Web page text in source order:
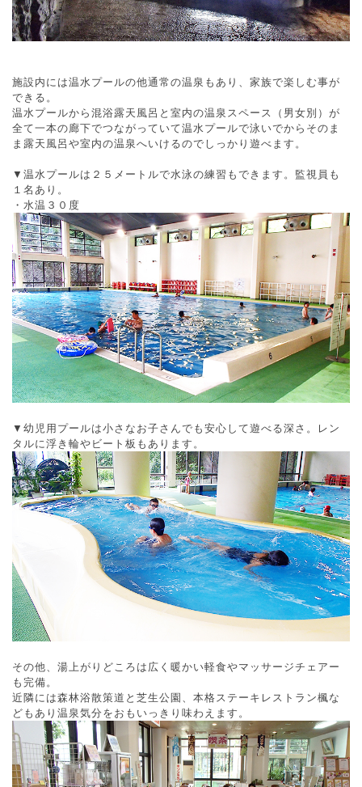
施設内には温水プールの他通常の温泉もあり、家族で楽しむ事が
できる。
温水プールから混浴露天風呂と室内の温泉スペース（男女別）が
全て一本の廊下でつながっていて温水プールで泳いでからそのま
ま露天風呂や室内の温泉へいけるのでしっかり遊べます。
▼温水プールは２５メートルで水泳の練習もできます。監視員も
１名あり。
・水温３０度
▼幼児用プールは小さなお子さんでも安心して遊べる深さ。レン
タルに浮き輪やビート板もあります。
その他、湯上がりどころは広く暖かい軽食やマッサージチェアー
も完備。
近隣には森林浴散策道と芝生公園、本格ステーキレストラン楓な
どもあり温泉気分をおもいっきり味わえます。